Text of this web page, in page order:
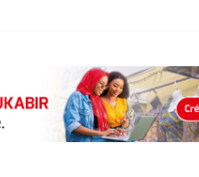
pour le recensement
tchadiens au Maroc
en ligne